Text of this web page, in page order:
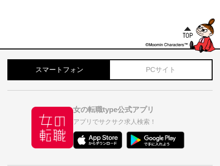
スマートフォン PCサイト
女の転職type公式アプリ
アプリでサクサク求人検索！